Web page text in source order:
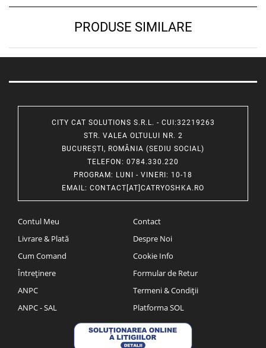
PRODUSE SIMILARE
CITY CAT SOLUTIONS S.R.L. - CUI:32219263
STR. VALEA OLTULUI NR. 2
BUCUREȘTI, ROMÂNIA (SEDIU SOCIAL)
TELEFON : 0784.330.220
PROGRAM: LUNI - VINERI: 10-18
EMAIL: CONTACT[AT]CATRYOSHKA.RO
Contul Meu
Livrare & Plată
Cum Comand
Întreținere
ANPC
ANPC - SAL
Contact
Despre Noi
Cookie Info
Formular de Retur
Termeni & Condiții
Platforma SOL